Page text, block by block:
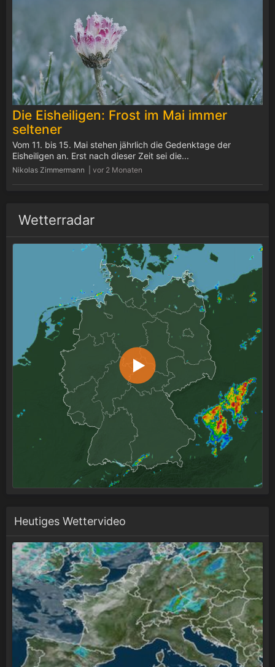
Die Eisheiligen: Frost im Mai immer
seltener
Nikolas Zimmermann | vor 2 Monaten
Vom 11. bis 15. Mai stehen jährlich die Gedenktage der
Eisheiligen an. Erst nach dieser Zeit sei die...
Wetterradar
Heutiges Wettervideo